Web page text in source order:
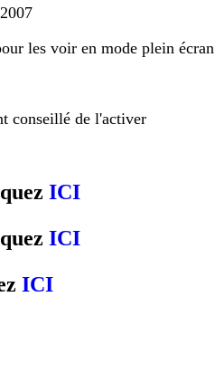
les voir en mode plein écran
conseillé de l'activer
ICI
ICI
ICI